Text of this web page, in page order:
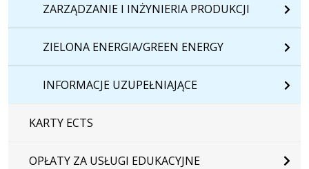
ZARZĄDZANIE I INŻYNIERIA PRODUKCJI
ZIELONA ENERGIA/GREEN ENERGY
INFORMACJE UZUPEŁNIAJĄCE
KARTY ECTS
OPŁATY ZA USŁUGI EDUKACYJNE